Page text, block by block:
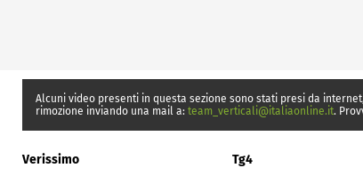
Alcuni video presenti in questa sezione sono stati presi da
rimozione inviando una mail a: team_verticali@italiaonline.it.
Verissimo Tg4